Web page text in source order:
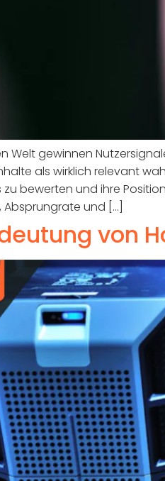
Welt gewinnen
als wirklich relevant
bewerten und ihre
Absprungrate und […]
von